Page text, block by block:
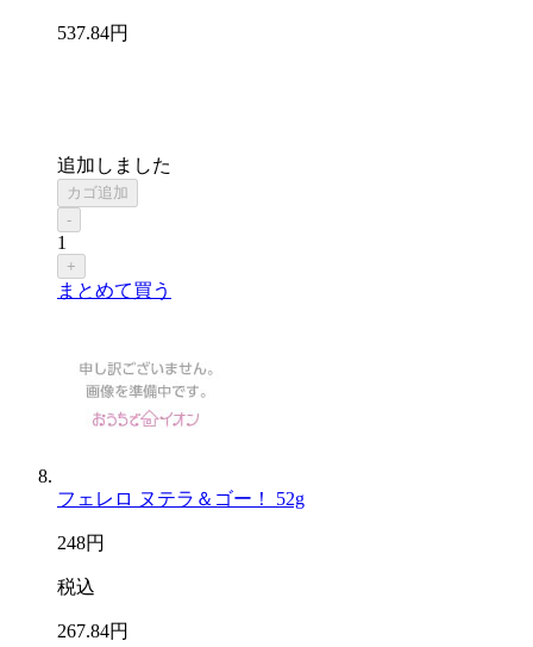
537.84円
追加しました
カゴ追加
-
1
+
まとめて買う
フェレロ ヌテラ＆ゴー！ 52g
248円
税込
267.84円